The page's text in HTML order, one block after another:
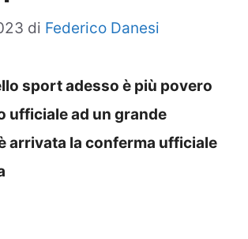
di Federico Danesi
sport adesso è più povero
ufficiale ad un grande
arrivata la conferma ufficiale